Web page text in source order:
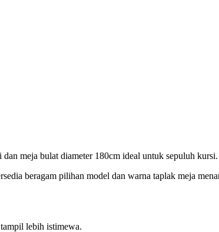
meja bulat diameter 180cm ideal untuk sepuluh kursi.
beragam pilihan model dan warna taplak meja
lebih istimewa.